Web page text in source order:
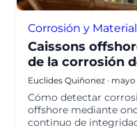
Corrosión y
Caissons
de la corrosión
Euclides Quiñonez · mayo
Cómo detectar
offshore mediante
continuo de